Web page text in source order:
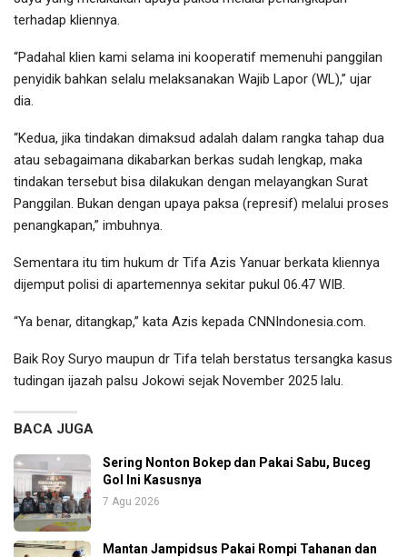
terhadap kliennya.
“Padahal klien kami selama ini kooperatif memenuhi panggilan
penyidik bahkan selalu melaksanakan Wajib Lapor (WL),” ujar
dia.
“Kedua, jika tindakan dimaksud adalah dalam rangka tahap dua
atau sebagaimana dikabarkan berkas sudah lengkap, maka
tindakan tersebut bisa dilakukan dengan melayangkan Surat
Panggilan. Bukan dengan upaya paksa (represif) melalui proses
penangkapan,” imbuhnya.
Sementara itu tim hukum dr Tifa Azis Yanuar berkata kliennya
dijemput polisi di apartemennya sekitar pukul 06.47 WIB.
“Ya benar, ditangkap,” kata Azis kepada CNNIndonesia.com.
Baik Roy Suryo maupun dr Tifa telah berstatus tersangka kasus
tudingan ijazah palsu Jokowi sejak November 2025 lalu.
BACA JUGA
Sering Nonton Bokep dan Pakai Sabu, Buceg
Gol Ini Kasusnya
7 Agu 2026
Mantan Jampidsus Pakai Rompi Tahanan dan